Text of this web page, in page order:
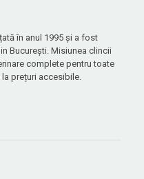
în anul 1995 și a fost
București. Misiunea clincii
complete pentru toate
prețuri accesibile.